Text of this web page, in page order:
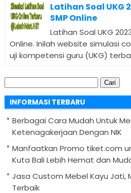
Latihan Soal UKG
SMP Online
Latihan Soal UKG
Online. Inilah website simulasi
uji kompetensi guru (UKG)
untuk:
INFORMASI TERBARU
Berbagai Cara Mudah Untuk
Ketenagakerjaan Dengan NIK
Manfaatkan Promo tiket.com
Kuta Bali Lebih Hemat dan
Jasa Custom Mebel Kayu Jati,
Terbaik